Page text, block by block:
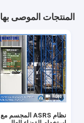
المنتجات الموصى بها
نظام ASRS المجسم مع